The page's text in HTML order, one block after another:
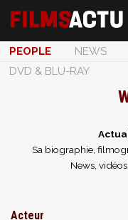
PEOPLE NEWS
DVD & BLU-RAY
Sa biographie,
News,
Acteur